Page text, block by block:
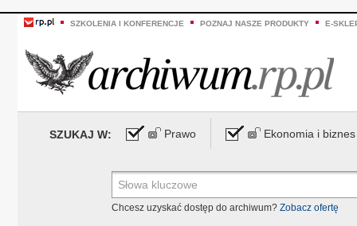
SZKOLENIA I KONFERENCJE POZNAJ NASZE PRODUKTY E-
SZUKAJ W: Prawo Ekonomia i biznes
Chcesz uzyskać dostęp do archiwum? Zobacz ofertę